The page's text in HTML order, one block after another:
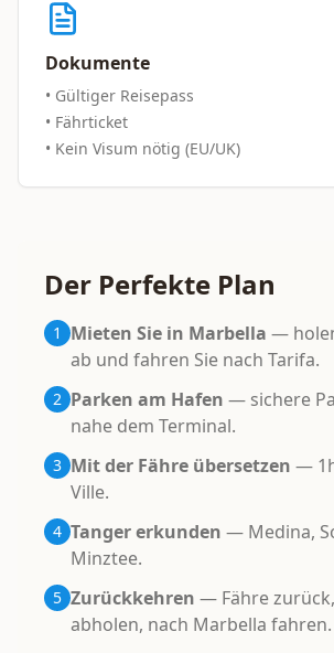
Dokumente
• Gültiger Reisepass
• Fährticket
• Kein Visum nötig (EU/UK)
Der Perfekte Plan
1 Mieten Sie in Marbella —
ab und fahren Sie nach Tarifa.
2 Parken am Hafen — sichere
nahe dem Terminal.
3 Mit der Fähre übersetzen —
Ville.
4 Tanger erkunden — Medina,
Minztee.
5 Zurückkehren — Fähre
abholen, nach Marbella fahren.